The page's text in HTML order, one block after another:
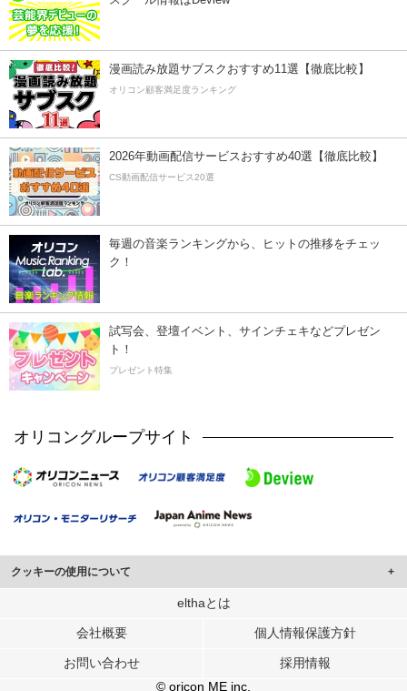
漫画読み放題サブスクおすすめ11選【徹底比較】
オリコン顧客満足度ランキング
2026年動画配信サービスおすすめ40選【徹底比較】
CS動画配信サービス20選
毎週の音楽ランキングから、ヒットの推移をチェッ
ク！
試写会、登壇イベント、サインチェキなどプレゼン
ト！
プレゼント特集
オリコングループサイト
クッキーの使用について
このサイトでは Cookie を使用して、ユーザーに合わせたコンテンツや広告の
行っています。
メディアや広告配信、データ解析の各パートナーに提供しています。
各パートナーは、この情報とユーザーが各パートナーに提供した他の情報や、
elthaとは
会社概要 個人情報保護方針
お問い合わせ
採用情報
© oricon ME inc.